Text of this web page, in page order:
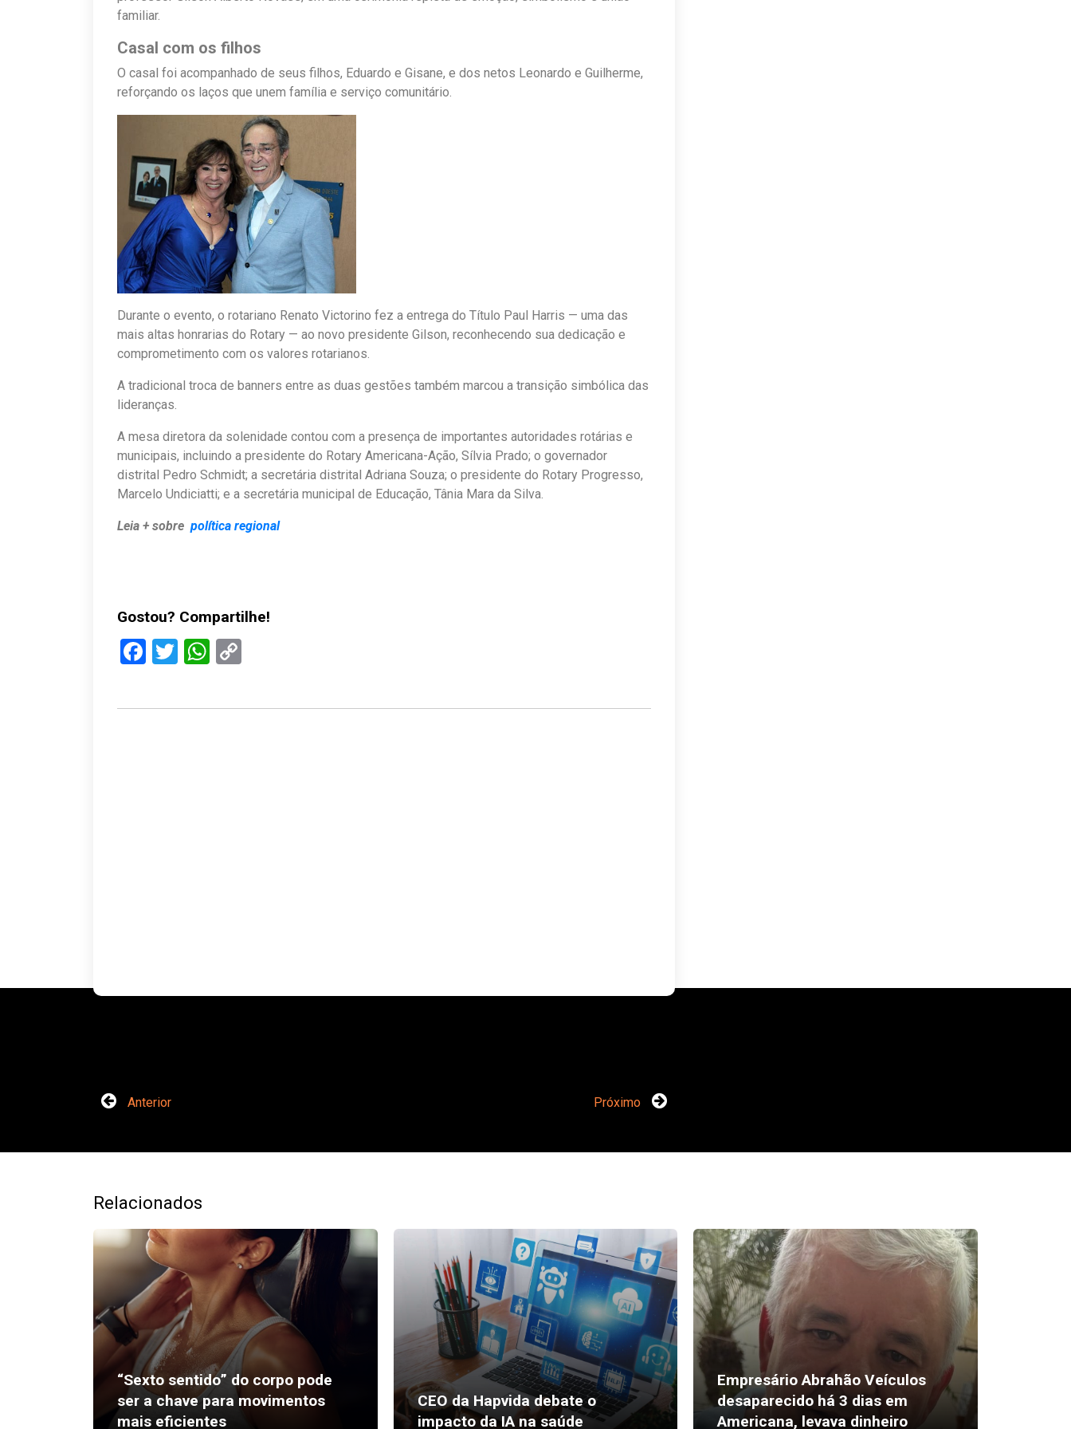
familiar.
Casal com os filhos
O casal foi acompanhado de seus filhos, Eduardo e Gisane, e dos netos Leonardo e Guilherme,
reforçando os laços que unem família e serviço comunitário.
Durante o evento, o rotariano Renato Victorino fez a entrega do Título Paul Harris — uma das
mais altas honrarias do Rotary — ao novo presidente Gilson, reconhecendo sua dedicação e
comprometimento com os valores rotarianos.
A tradicional troca de banners entre as duas gestões também marcou a transição simbólica das
lideranças.
A mesa diretora da solenidade contou com a presença de importantes autoridades rotárias e
municipais, incluindo a presidente do Rotary Americana-Ação, Sílvia Prado; o governador
distrital Pedro Schmidt; a secretária distrital Adriana Souza; o presidente do Rotary Progresso,
Marcelo Undiciatti; e a secretária municipal de Educação, Tânia Mara da Silva.
Leia + sobre política regional
Gostou? Compartilhe!
Facebook
TwitterWhatsApp
Anterior Próximo
Relacionados
“Sexto sentido” do corpo pode
ser a chave para movimentos
mais eficientes
CEO da Hapvida debate o
impacto da IA na saúde
Empresário Abrahão Veículos
desaparecido há 3 dias em
Americana, levava dinheiro